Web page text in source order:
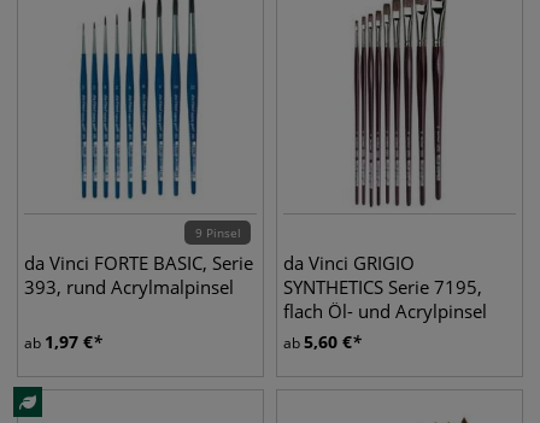
9 Pinsel
da Vinci FORTE BASIC, Serie
393, rund Acrylmalpinsel
ab 1,97 €
da Vinci GRIGIO
SYNTHETICS Serie 7195,
flach Öl- und Acrylpinsel
ab5,60 €